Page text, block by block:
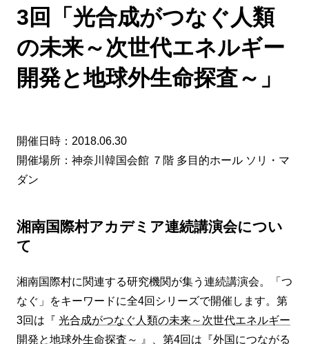
3回「光合成がつなぐ人類
の未来～次世代エネルギー
開発と地球外生命探査～」
開催日時：2018.06.30
開催場所：神奈川韓国会館 ７階 多目的ホール ソリ・マ
ダン
湘南国際村アカデミア連続講演会につい
て
湘南国際村に関連する研究機関が集う連続講演会。「つ
なぐ」をキーワードに全4回シリーズで開催します。第
3回は『 光合成がつなぐ人類の未来～次世代エネルギー
開発と地球外生命探査～
』、第4回は『外国につながる